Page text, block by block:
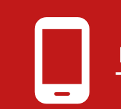
phone_android